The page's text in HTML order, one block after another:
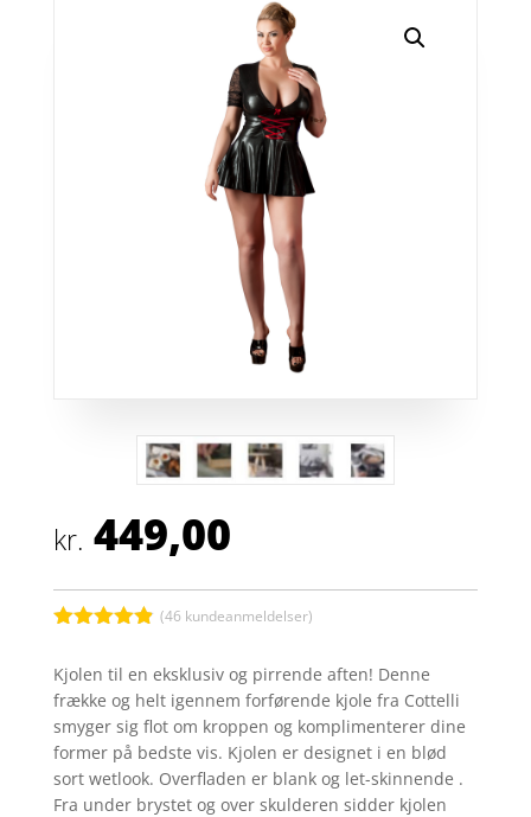
kr. 449,00
ud af 5
baseret på
kundebedøm
melser
(46 kundeanmeldelser)
Kjolen til en eksklusiv og pirrende aften! Denne
frække og helt igennem forførende kjole fra Cottelli
smyger sig flot om kroppen og komplimenterer dine
former på bedste vis. Kjolen er designet i en blød
sort wetlook. Overfladen er blank og let-skinnende .
Fra under brystet og over skulderen sidder kjolen